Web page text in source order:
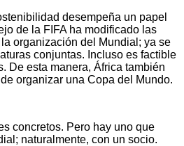
desempeña un papel
de la FIFA ha modificado las
organización del Mundial; ya se
conjuntas. Incluso es factible
De esta manera, África también
organizar una Copa del Mundo.
concretos. Pero hay uno que
naturalmente, con un socio.